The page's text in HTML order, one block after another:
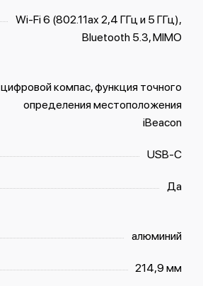
Wi-Fi 6 (802.11ax 2,4 ГГц и 5 ГГц),
Bluetooth 5.3, MIMO
цифровой компас, функция точного
определения местоположения
iBeacon
USB‑C
Да
алюминий
214,9 мм